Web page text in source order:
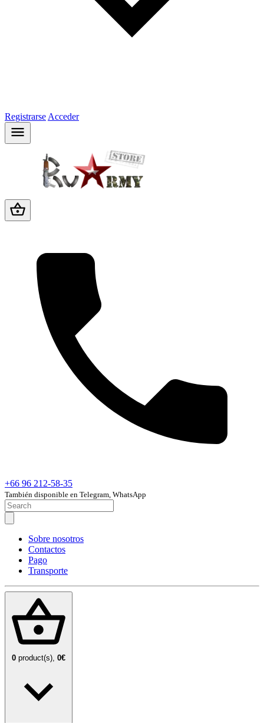
Registrarse Acceder
+66 96 212-58-35
También disponible en Telegram, WhatsApp
Sobre nosotros
Contactos
Pago
Transporte
0 product(s), 0€